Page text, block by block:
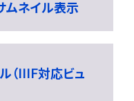
ムネイル表示
（IIIF対応ビュ